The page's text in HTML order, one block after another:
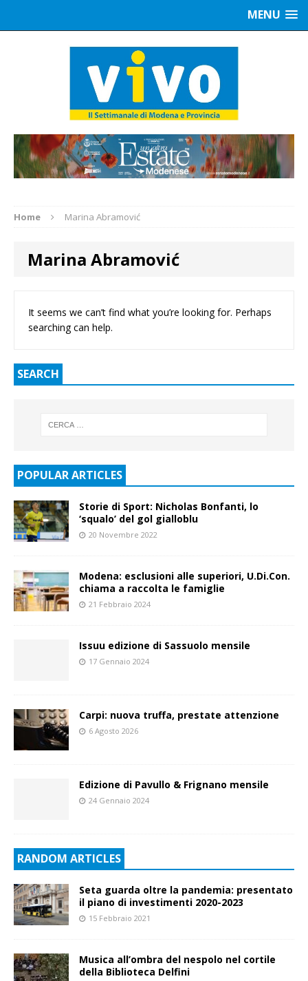
MENU
Home Marina Abramović
Marina Abramović
It seems we can’t find what you’re looking for. Perhaps
searching can help.
SEARCH
POPULAR ARTICLES
Storie di Sport: Nicholas Bonfanti, lo
‘squalo’ del gol gialloblu
20 Novembre 2022
Modena: esclusioni alle superiori, U.Di.Con.
chiama a raccolta le famiglie
21 Febbraio 2024
Issuu edizione di Sassuolo mensile
17 Gennaio 2024
Carpi: nuova truffa, prestate attenzione
6 Agosto 2026
Edizione di Pavullo & Frignano mensile
24 Gennaio 2024
RANDOM ARTICLES
Seta guarda oltre la pandemia: presentato
il piano di investimenti 2020-2023
15 Febbraio 2021
Musica all’ombra del nespolo nel cortile
della Biblioteca Delfini